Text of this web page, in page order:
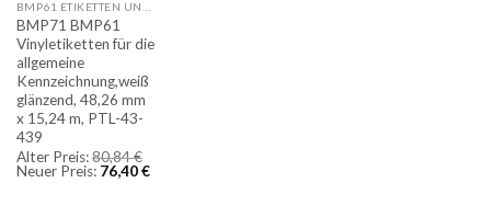
BMP71 BMP61
Vinyletiketten für die
allgemeine
Kennzeichnung,weiß
glänzend, 48,26 mm
x 15,24 m, PTL-43-
439
Alter Preis: 80,84€
Preis
Neuer Preis: 76,40€Aktueller